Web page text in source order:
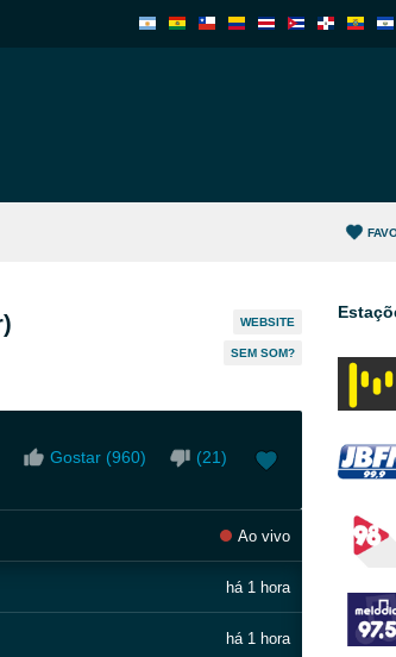
WEBSITE
SEM SOM?
Gostar (960) (21)
Ao vivo
há 1 hora
há 1 hora